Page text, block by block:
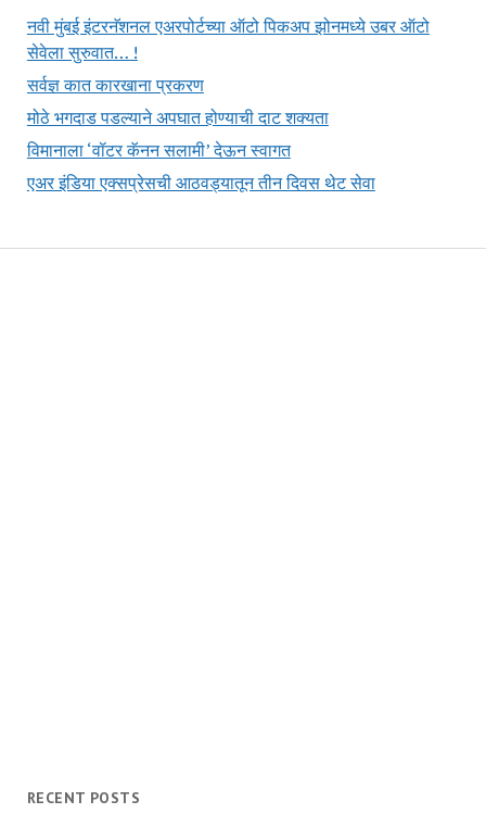
नवी मुंबई इंटरनॅशनल एअरपोर्टच्या ऑटो पिकअप झोनमध्ये उबर ऑटो
सेवेला सुरुवात… !
सर्वज्ञ कात कारखाना प्रकरण
मोठे भगदाड पडल्याने अपघात होण्याची दाट शक्यता
विमानाला ‘वॉटर कॅनन सलामी’ देऊन स्वागत
एअर इंडिया एक्सप्रेसची आठवड्यातून तीन दिवस थेट सेवा
RECENT POSTS